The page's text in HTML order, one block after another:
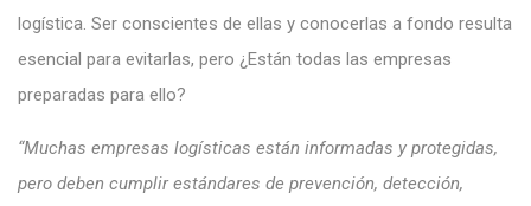
logística. Ser conscientes de ellas y conocerlas a fondo resulta
esencial para evitarlas, pero ¿Están todas las empresas
preparadas para ello?
“Muchas empresas logísticas están informadas y protegidas,
pero deben cumplir estándares de prevención, detección,